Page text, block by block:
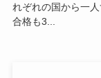
れぞれの国から一
合格も3...